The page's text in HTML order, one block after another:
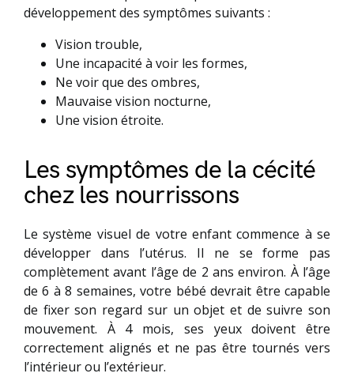
développement des symptômes suivants :
Vision trouble,
Une incapacité à voir les formes,
Ne voir que des ombres,
Mauvaise vision nocturne,
Une vision étroite.
Les symptômes de la cécité
chez les nourrissons
Le système visuel de votre enfant commence à se
développer dans l’utérus. Il ne se forme pas
complètement avant l’âge de 2 ans environ. À l’âge
de 6 à 8 semaines, votre bébé devrait être capable
de fixer son regard sur un objet et de suivre son
mouvement. À 4 mois, ses yeux doivent être
correctement alignés et ne pas être tournés vers
l’intérieur ou l’extérieur.